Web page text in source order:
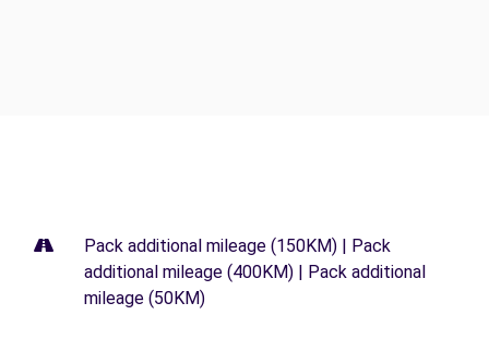
Pack additional mileage (150KM) | Pack
additional mileage (400KM) | Pack additional
mileage (50KM)